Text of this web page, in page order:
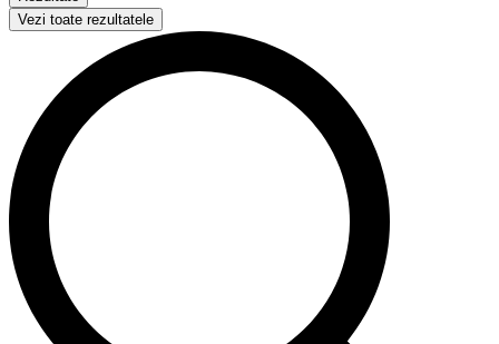
Vezi toate rezultatele